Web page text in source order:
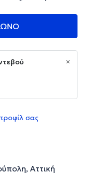
σας
Αττική